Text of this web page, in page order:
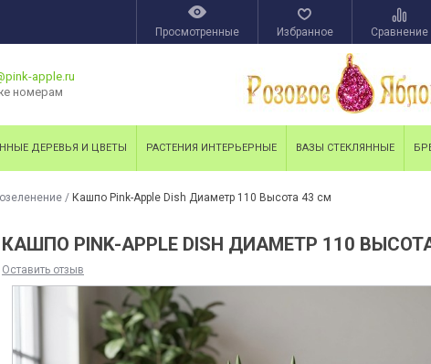
Просмотренные Избранное Сравнение
apple.ru
номерам
ДЕРЕВЬЯ И ЦВЕТЫ РАСТЕНИЯ ИНТЕРЬЕРНЫЕ ВАЗЫ СТЕКЛЯННЫЕ
/ Кашпо Pink-Apple Dish Диаметр 110 Высота 43 см
КАШПО PINK-APPLE DISH ДИАМЕТР 110
Оставить отзыв